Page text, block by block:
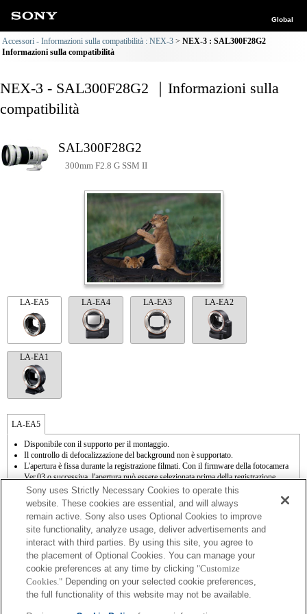
Global
Accessori - Informazioni sulla compatibilità : NEX-3
NEX-3 : SAL300F28G2
Informazioni sulla compatibilità
NEX-3 - SAL300F28G2 ｜Informazioni sulla
compatibilità
SAL300F28G2
300mm F2.8 G SSM II
LA-EA5 LA-EA4 LA-EA3 LA-EA2
LA-EA1
LA-EA5
Disponibile con il supporto per il montaggio.
Il controllo di defocalizzazione del background non è supportato.
L'apertura è fissa durante la registrazione filmati. Con il firmware della fotocamera
Ver.03 o successiva, l'apertura può essere selezionata prima della registrazione
quando si registrano filmati in modalità A (Priorità apertura).
SteadyShot non supportata.
Funzioni di autofocus (AF-S (AF singolo)) a seguito dell'aggiornamento del
firmware per la fotocamera alla versione 03 o successive. Con un obiettivo A-mount
inserito, la velocità di messa a fuoco automatica sarà inferiore rispetto a quando è
inserito un obiettivo E-mount. (Sono necessari dai 2 ai 7 secondi, in base agli
standard di misurazione Sony; può variare a seconda del soggetto o della luminosità
dell'ambiente in cui viene effettuata la ripresa.) Quando si effettuano registrazioni con
la messa a fuoco automatica, potrebbero essere registrati i suoni prodotti dal
funzionamento dell'obiettivo.
Se viene inserito un [obiettivo A-mount] utilizzando il supporto per il montaggio, la
Sony uses Strictly Necessary Cookies to operate this
website. These cookies are essential, and will always
remain active. Sony also uses Optional Cookies to improve
site functionality, analyze usage, deliver advertisements and
interact with third parties. By using this site, you agree to
the placement of Optional Cookies. You can manage your
cookie preferences at any time by clicking "Customize
Cookies." Depending on your selected cookie preferences,
the full functionality of this website may not be available.